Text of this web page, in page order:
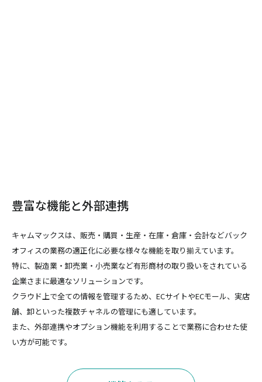
豊富な機能と外部連携
キャムマックスは、販売・購買・生産・在庫・倉庫・会計などバック
オフィスの業務の適正化に必要な様々な機能を取り揃えています。
特に、製造業・卸売業・小売業など有形商材の取り扱いをされている
企業さまに最適なソリューションです。
クラウド上で全ての情報を管理するため、ECサイトやECモール、実店
舗、卸といった複数チャネルの管理にも適しています。
また、外部連携やオプション機能を利用することで業務に合わせた使
い方が可能です。